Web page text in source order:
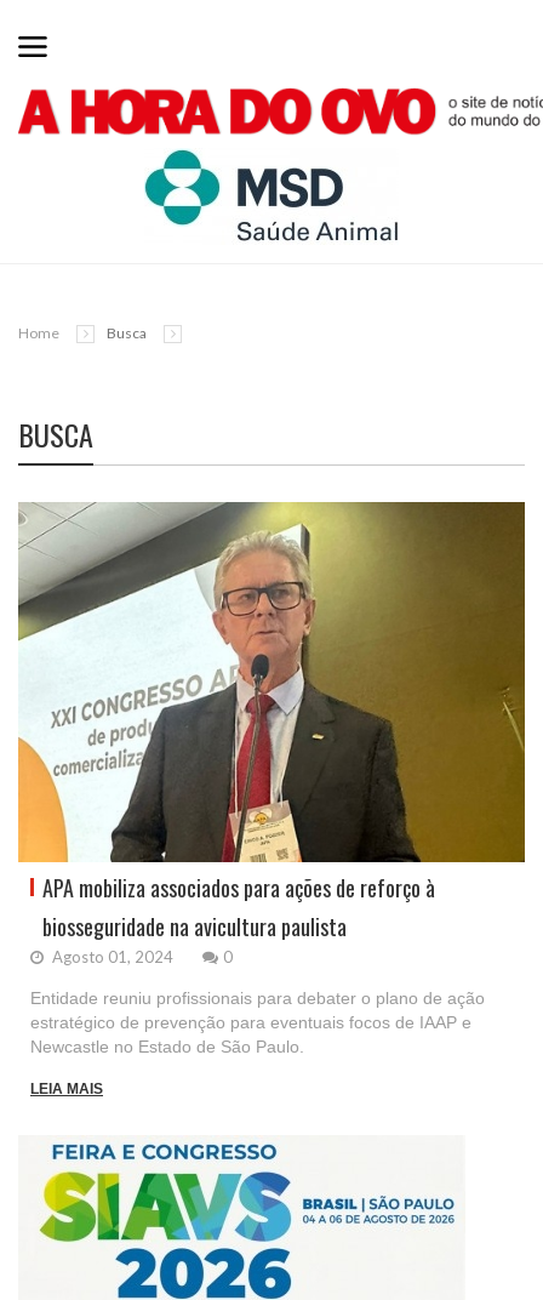
Home Busca
BUSCA
APA mobiliza associados para ações de reforço à
biosseguridade na avicultura paulista
Agosto 01, 2024 0
Entidade reuniu profissionais para debater o plano de ação
estratégico de prevenção para eventuais focos de IAAP e
Newcastle no Estado de São Paulo.
LEIA MAIS